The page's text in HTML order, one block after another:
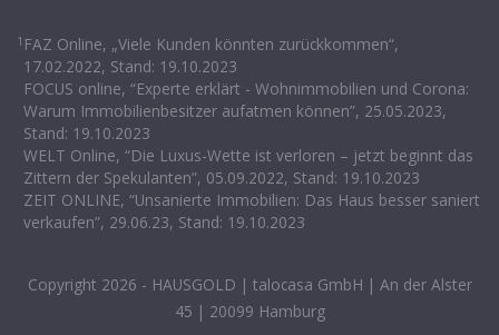
1 FAZ Online, „Viele Kunden könnten zurückkommen“,
17.02.2022, Stand: 19.10.2023
FOCUS online, “Experte erklärt - Wohnimmobilien und Corona:
Warum Immobilienbesitzer aufatmen können”, 25.05.2023,
Stand: 19.10.2023
WELT Online, “Die Luxus-Wette ist verloren – jetzt beginnt das
Zittern der Spekulanten”, 05.09.2022, Stand: 19.10.2023
ZEIT ONLINE, “Unsanierte Immobilien: Das Haus besser saniert
verkaufen”, 29.06.23, Stand: 19.10.2023
Copyright 2026 - HAUSGOLD | talocasa GmbH | An der Alster
45 | 20099 Hamburg